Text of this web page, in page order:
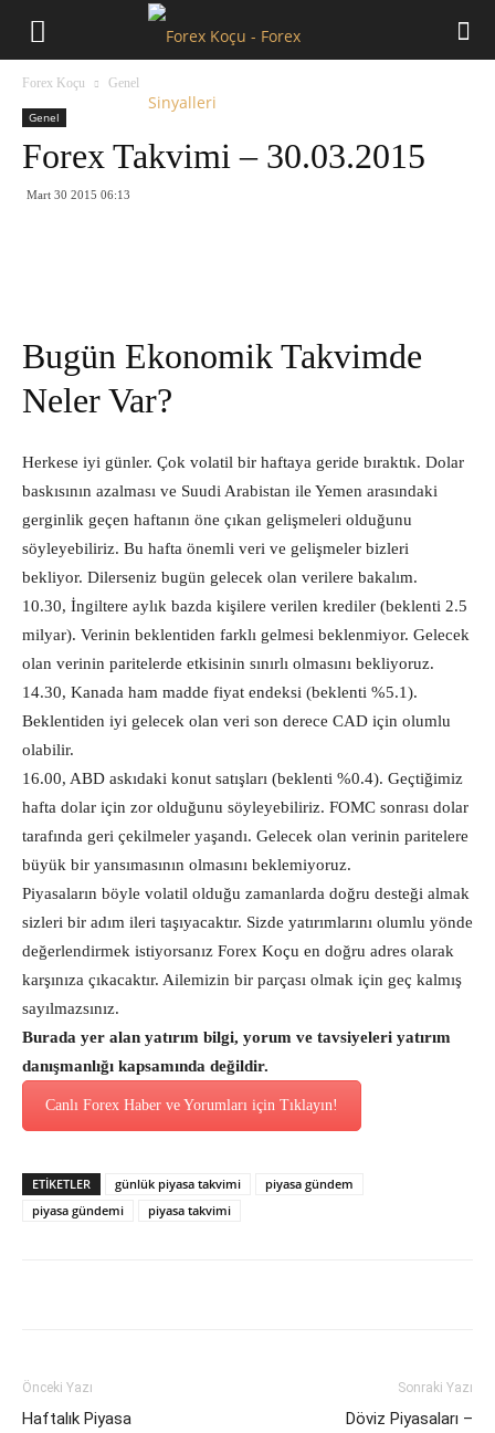
Forex Koçu Genel
Genel
Forex Takvimi – 30.03.2015
Mart 30 2015 06:13
Bugün Ekonomik Takvimde
Neler Var?
Herkese iyi günler. Çok volatil bir haftaya geride bıraktık. Dolar
baskısının azalması ve Suudi Arabistan ile Yemen arasındaki
gerginlik geçen haftanın öne çıkan gelişmeleri olduğunu
söyleyebiliriz. Bu hafta önemli veri ve gelişmeler bizleri
bekliyor. Dilerseniz bugün gelecek olan verilere bakalım.
10.30, İngiltere aylık bazda kişilere verilen krediler (beklenti 2.5
milyar). Verinin beklentiden farklı gelmesi beklenmiyor. Gelecek
olan verinin paritelerde etkisinin sınırlı olmasını bekliyoruz.
14.30, Kanada ham madde fiyat endeksi (beklenti %5.1).
Beklentiden iyi gelecek olan veri son derece CAD için olumlu
olabilir.
16.00, ABD askıdaki konut satışları (beklenti %0.4). Geçtiğimiz
hafta dolar için zor olduğunu söyleyebiliriz. FOMC sonrası dolar
tarafında geri çekilmeler yaşandı. Gelecek olan verinin paritelere
büyük bir yansımasının olmasını beklemiyoruz.
Piyasaların böyle volatil olduğu zamanlarda doğru desteği almak
sizleri bir adım ileri taşıyacaktır. Sizde yatırımlarını olumlu yönde
değerlendirmek istiyorsanız Forex Koçu en doğru adres olarak
karşınıza çıkacaktır. Ailemizin bir parçası olmak için geç kalmış
sayılmazsınız.
Burada yer alan yatırım bilgi, yorum ve tavsiyeleri yatırım
danışmanlığı kapsamında değildir.
Canlı Forex Haber ve Yorumları için Tıklayın!
ETİKETLER günlük piyasa takvimi
piyasa gündem
piyasa gündemi
piyasa takvimi
Önceki Yazı
Haftalık Piyasa
Sonraki Yazı
Döviz Piyasaları –